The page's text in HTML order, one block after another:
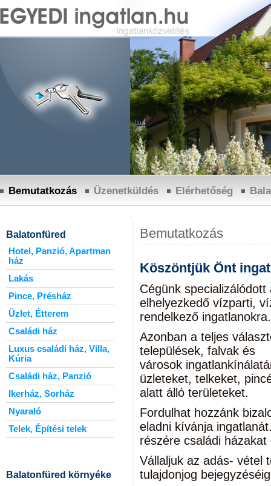
Bemutatkozás Üzenetküldés Elérhetőség
Balatonfüred
Hotel, Panzió, Apartman
ház
Lakás
Pince, Présház
Üzlet, Étterem
Családi ház
Luxus családi ház, Villa,
Kúria
Családi ház, Panzió
Ikerház, Sorház
Nyaraló
Telek, Építési telek
Balatonfüred környéke
Bemutatkozás
Köszöntjük Önt
Cégünk
elhelyezkedő vízparti,
rendelkező ingatlanokra.
Azonban a teljes
települések, falvak és
városok
üzleteket, telkeket,
alatt álló területeket.
Fordulhat hozzánk
eladni kívánja
részére családi
Vállaljuk az adás- vétel
tulajdonjog